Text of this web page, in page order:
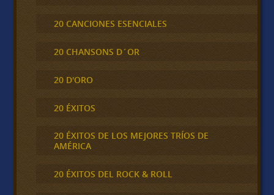
20 CANCIONES ESENCIALES
20 CHANSONS D´OR
20 D'ORO
20 ÉXITOS
20 ÉXITOS DE LOS MEJORES TRÍOS DE
AMÉRICA
20 ÉXITOS DEL ROCK & ROLL